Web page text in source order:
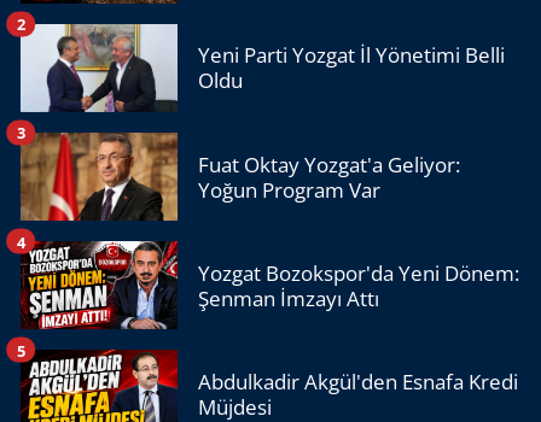
Yeni Parti Yozgat İl Yönetimi Belli
Oldu
2
Fuat Oktay Yozgat'a Geliyor:
Yoğun Program Var
3
Yozgat Bozokspor'da Yeni Dönem:
Şenman İmzayı Attı
4
Abdulkadir Akgül'den Esnafa Kredi
Müjdesi
5